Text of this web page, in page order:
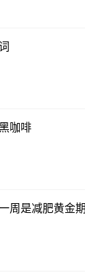
咖啡
周是减肥黄金期